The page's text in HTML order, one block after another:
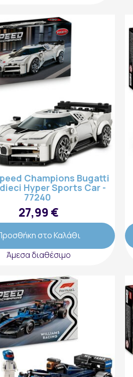
Champions Bugatti
Hyper Sports Car -
77240
27,99 €
στο Καλάθι
Άμεσα διαθέσιμο